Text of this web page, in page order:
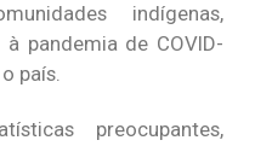
indígenas,
pandemia de COVID-
país.
preocupantes,